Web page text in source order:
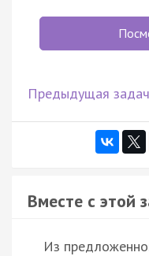
Предыдущая
Вместе с этой
Из